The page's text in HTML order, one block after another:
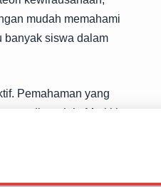
mudah memahami
banyak siswa dalam
Pemahaman yang
diperoleh. Mari kita
Baik